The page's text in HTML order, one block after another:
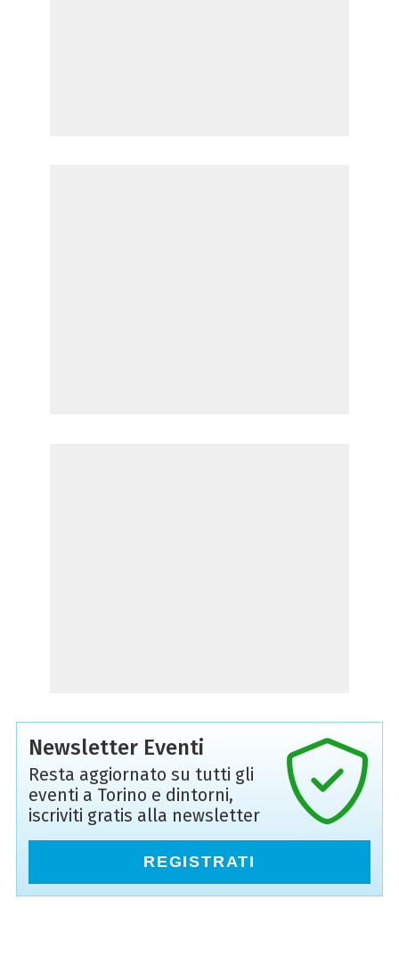
Newsletter Eventi
Resta aggiornato su tutti gli
eventi a Torino e dintorni,
iscriviti gratis alla newsletter
REGISTRATI